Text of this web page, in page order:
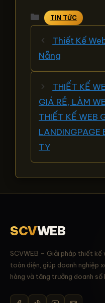
Danh
mục
TIN TỨC
Thiết Kế
Nẵng
THIẾT KẾ
GIÁ RẺ, LÀM
THIẾT KẾ WEB
LANDINGPAGE
TY
SCVWEB
SCVWEB – Giải pháp thiết
toàn diện, giúp doanh nghiệp
hàng và tăng trưởng doanh